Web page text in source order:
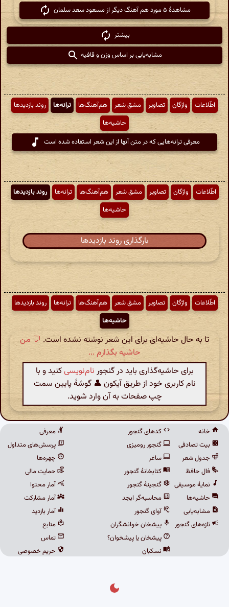
مشاهدهٔ ۵ مورد هم آهنگ دیگر از مسعود سعد سلمان
بیشتر
مشابه‌یابی بر اساس وزن و قافیه
اطّلاعات واژگان تصاویر مشق شعر هم‌آهنگ‌ها ترانه‌ها
روند بازدیدها
حاشیه‌ها
معرفی ترانه‌هایی که در متن آنها از این شعر استفاده شده است
اطّلاعات واژگان تصاویر مشق شعر هم‌آهنگ‌ها ترانه‌ها
روند بازدیدها
حاشیه‌ها
بارگذاری روند بازدیدها
اطّلاعات واژگان تصاویر مشق شعر هم‌آهنگ‌ها ترانه‌ها
روند بازدیدها
حاشیه‌ها
تا به حال حاشیه‌ای برای این شعر نوشته نشده است. 💬 من
حاشیه بگذارم ...
برای حاشیه‌گذاری باید در گنجور نام‌نویسیکنید و با
نام کاربری خود از طریق آیکون 👤 گوشهٔ پایین سمت
چپ صفحات به آن وارد شوید.
خانه
بیت تصادفی
جدول شعر
فال حافظ
نمایهٔ موسیقی
حاشیه‌ها
مشابه‌یابی
تازه‌های گنجور
کدهای گنجور
گنجور رومیزی
ساغر
کتابخانهٔ گنجور
گنجینهٔ گنجور
محاسبه‌گر ابجد
آوای گنجور
پیشخان خوانشگران
پیشخان یا پیشخوان؟
نسکبان
معرفی
پرسش‌های متداول
چهره‌ها
حمایت مالی
آمار محتوا
آمار مشارکت
آمار بازدید
منابع
تماس
حریم خصوصی